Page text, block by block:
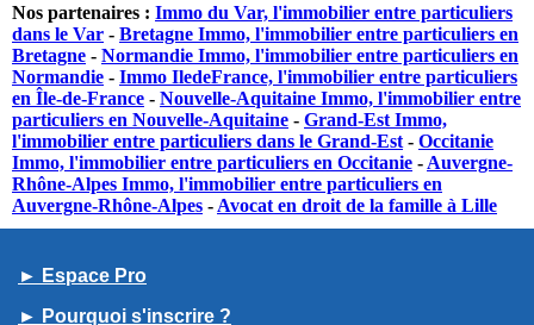
Nos partenaires : Immo du Var, l'immobilier entre particuliers
dans le Var - Bretagne Immo, l'immobilier entre particuliers en
Bretagne - Normandie Immo, l'immobilier entre particuliers en
Normandie - Immo IledeFrance, l'immobilier entre particuliers
en Île-de-France - Nouvelle-Aquitaine Immo, l'immobilier entre
particuliers en Nouvelle-Aquitaine - Grand-Est Immo,
l'immobilier entre particuliers dans le Grand-Est - Occitanie
Immo, l'immobilier entre particuliers en Occitanie - Auvergne-
Rhône-Alpes Immo, l'immobilier entre particuliers en
Auvergne-Rhône-Alpes - Avocat en droit de la famille à Lille
► Espace Pro
► Pourquoi s'inscrire ?